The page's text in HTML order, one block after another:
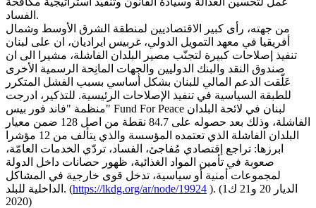
الفساد.
من جهته، رأى كبير الاقتصاديين لمنطقة الشرق الأوسط وشمال
أفريقيا في معهد التمويل الدولي، غربيس ايراديان، ان على لبنان
تنفيذ إصلاحات كبيرة لتجنّب مصير البلدان الفاشلة، مشيرا الى ان
صندوق النقد والبنك الدوليين والجهات المانِحة الرسمية الأخرى
عَلّقت الدعم المالي للبنان بشكل أساسي بسبب الفشل المتكرر
للطبقة السياسية في تنفيذ الإصلاحات الرئيسية. للتذكير، ادرجت
منظمة "فاند فور بيس" Fund For Peace لبنان في لائحة البلدان
الفاشلة، وذلك بعد حصوله على 84.7 نقطة من اصل 128 ضمن معيار
البلدان الفاشلة الذي تعتمده المؤسسة والذي يتألف من 12 مؤشرا
ابرزها: تراجع إقتصادي مُفاجئ، الفساد، تردّي الخدمات العامّة،
صعوبة في تأمين المواد الغذائية، ظهور حصانات داخل الدولة
لمجموعات أمنية أو سياسية، تدخل قوى خارجية في المشاكل
الداخلية للبلد. (https://lkdg.org/ar/node/19924 ). (الديار 20 و21 ك1
2020)